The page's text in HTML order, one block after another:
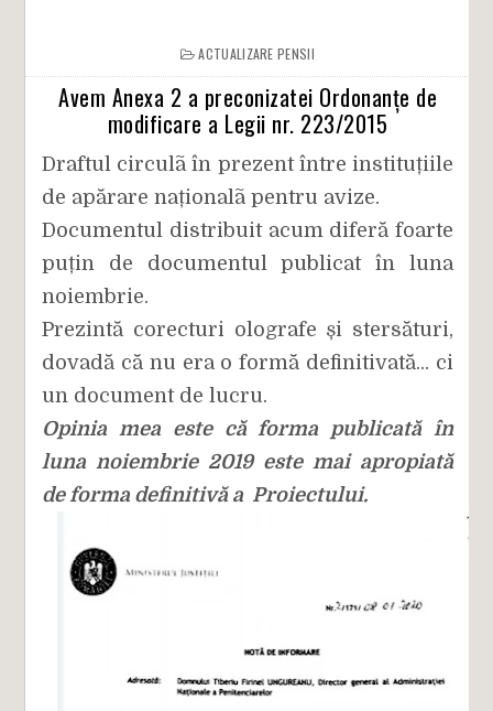
ACTUALIZARE PENSII
Avem Anexa 2 a preconizatei Ordonanțe de
modificare a Legii nr. 223/2015
Draftul circulã în prezent între instituțiile
de apărare naționalã pentru avize.
Documentul distribuit acum diferă foarte
puțin de documentul publicat în luna
noiembrie.
Prezintă corecturi olografe și stersături,
dovadă că nu era o formă definitivată... ci
un document de lucru.
Opinia mea este că forma publicată în
luna noiembrie 2019 este mai apropiată
de forma definitivă a Proiectului.